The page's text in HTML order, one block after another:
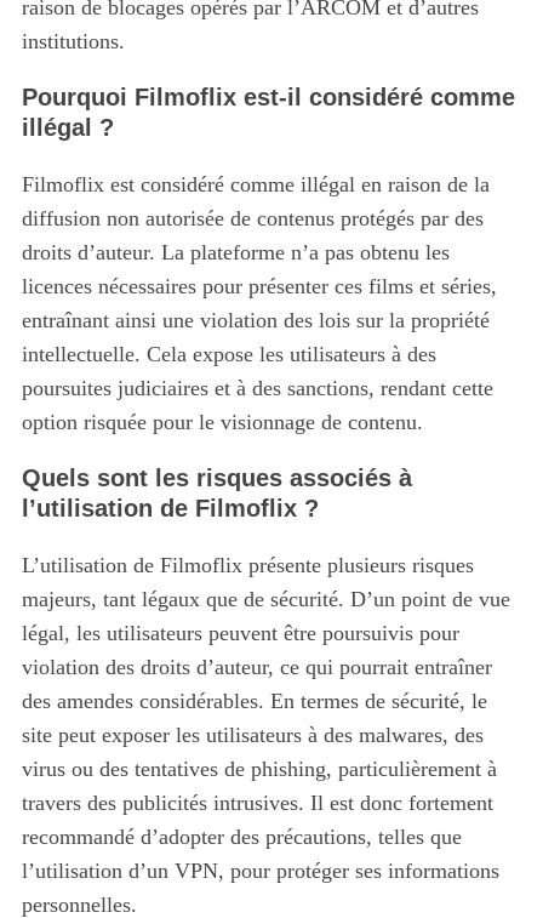
raison de blocages opérés par l’ARCOM et d’autres
institutions.
Pourquoi Filmoflix est-il considéré comme
illégal ?
Filmoflix est considéré comme illégal en raison de la
diffusion non autorisée de contenus protégés par des
droits d’auteur. La plateforme n’a pas obtenu les
licences nécessaires pour présenter ces films et séries,
entraînant ainsi une violation des lois sur la propriété
intellectuelle. Cela expose les utilisateurs à des
poursuites judiciaires et à des sanctions, rendant cette
option risquée pour le visionnage de contenu.
Quels sont les risques associés à
l’utilisation de Filmoflix ?
L’utilisation de Filmoflix présente plusieurs risques
majeurs, tant légaux que de sécurité. D’un point de vue
légal, les utilisateurs peuvent être poursuivis pour
violation des droits d’auteur, ce qui pourrait entraîner
des amendes considérables. En termes de sécurité, le
site peut exposer les utilisateurs à des malwares, des
virus ou des tentatives de phishing, particulièrement à
travers des publicités intrusives. Il est donc fortement
recommandé d’adopter des précautions, telles que
l’utilisation d’un VPN, pour protéger ses informations
personnelles.